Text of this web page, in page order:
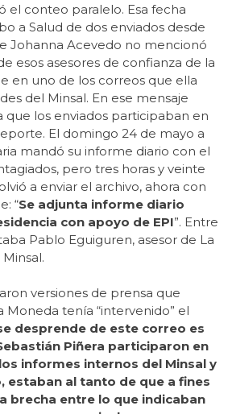
el conteo paralelo. Esa fecha
a Salud de dos enviados desde
Johanna Acevedo no mencionó
esos asesores de confianza de la
en uno de los correos que ella
del Minsal. En ese mensaje
que los enviados participaban en
El domingo 24 de mayo a
mandó su informe diario con el
pero tres horas y veinte
a enviar el archivo, ahora con
“Se adjunta informe diario
con apoyo de EPI”. Entre
Pablo Eguiguren, asesor de La
versiones de prensa que
Moneda tenía “intervenido” el
desprende de este correo es
Piñera participaron en
informes internos del Minsal y
estaban al tanto de que a fines
brecha entre lo que indicaban